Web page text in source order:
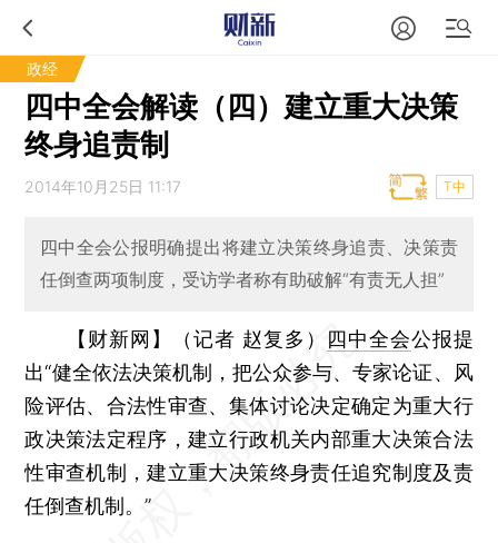
政经
四中全会解读（四）建立重大决策
终身追责制
2014年10月25日 11:17 T中
四中全会公报明确提出将建立决策终身追责、决策责
任倒查两项制度，受访学者称有助破解“有责无人担”
【财新网】（记者 赵复多） 四中全会公报提
出“健全依法决策机制，把公众参与、专家论证、风
险评估、合法性审查、集体讨论决定确定为重大行
政决策法定程序，建立行政机关内部重大决策合法
性审查机制，建立重大决策终身责任追究制度及责
任倒查机制。”